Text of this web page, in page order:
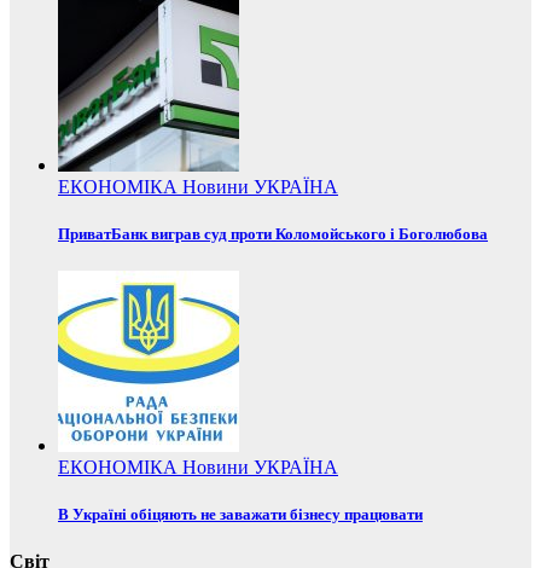
ЕКОНОМІКА Новини УКРАЇНА
ПриватБанк виграв суд проти Коломойського і Боголюбова
ЕКОНОМІКА Новини УКРАЇНА
В Україні обіцяють не заважати бізнесу працювати
Світ